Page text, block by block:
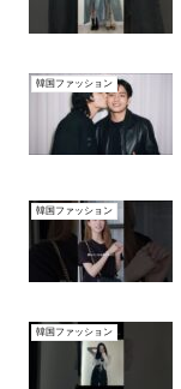
韓国ファッション
韓国ファッション
韓国ファッション